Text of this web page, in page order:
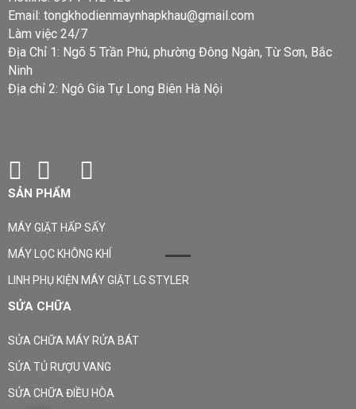
Email: tongkhodienmaynhapkhau@gmail.com
Làm việc 24/7
Địa Chỉ 1: Ngõ 5 Trần Phú, phường Đông Ngàn, Từ Sơn, Bắc
Ninh
Địa chỉ 2: Ngô Gia Tự Long Biên Hà Nội
SẢN PHẨM
MÁY GIẶT HẤP SẤY
MÁY LỌC KHÔNG KHÍ
LINH PHỤ KIỆN MÁY GIẶT LG STYLER
SỬA CHỮA
SỬA CHỮA MÁY RỬA BÁT
SỬA TỦ RƯỢU VANG
SỬA CHỮA ĐIỀU HÒA